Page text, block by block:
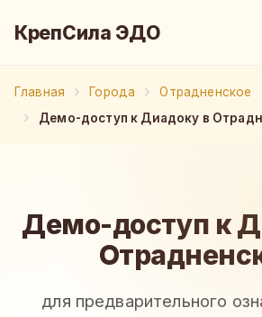
КрепСила ЭДО
Главная Города
Отрадненское
Демо-доступ к Диадоку в
Демо-доступ к
для предварительного